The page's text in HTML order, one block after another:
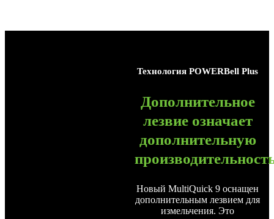
ТехнологияPOWERBell Plus
Дополнительное
лезвие означает
дополнительную
Новый MultiQuick 9 оснащен
дополнительным лезвием для
измельчения. Это